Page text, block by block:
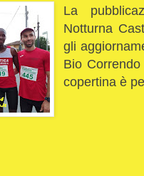
La
Notturna
gli
Bio
copertina è